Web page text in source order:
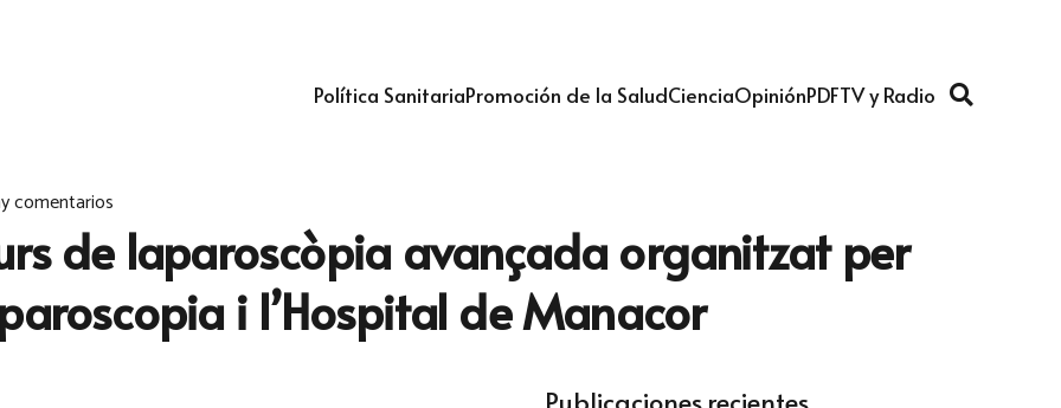
Política SanitariaPromoción de la SaludCienciaOpiniónPDFTV y Radio
comentarios
de laparoscòpia avançada organitzat per
i l’Hospital de Manacor
Publicaciones recientes